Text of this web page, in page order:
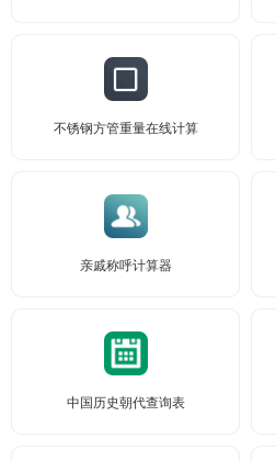
不锈钢方管重量在线计算
亲戚称呼计算器
中国历史朝代查询表